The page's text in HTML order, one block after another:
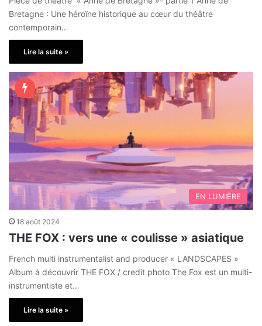
Bretagne : Une héroïne historique au cœur du théâtre
contemporain…
Lire la suite »
EN LUMIÈRE
18 août 2024
THE FOX : vers une « coulisse » asiatique
French multi instrumentalist and producer « LANDSCAPES »
Album à découvrir THE FOX / credit photo The Fox est un multi-
instrumentiste et…
Lire la suite »